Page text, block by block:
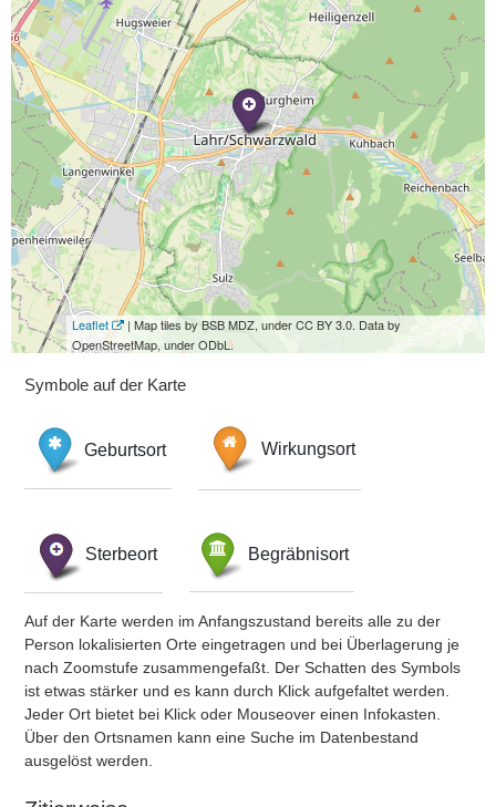
Leaflet
| Map tiles by BSB MDZ, under CC BY 3.0. Data by
OpenStreetMap, under ODbL.
Symbole auf der Karte
Geburtsort Wirkungsort
Sterbeort Begräbnisort
Auf der Karte werden im Anfangszustand bereits alle zu der
Person lokalisierten Orte eingetragen und bei Überlagerung je
nach Zoomstufe zusammengefaßt. Der Schatten des Symbols
ist etwas stärker und es kann durch Klick aufgefaltet werden.
Jeder Ort bietet bei Klick oder Mouseover einen Infokasten.
Über den Ortsnamen kann eine Suche im Datenbestand
ausgelöst werden.